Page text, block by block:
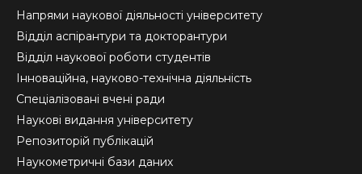
Напрями наукової діяльності університету
Відділ аспірантури та докторантури
Відділ наукової роботи студентів
Інноваційна, науково-технічна діяльність
Спеціалізовані вчені ради
Наукові видання університету
Репозиторій публікацій
Наукометричні бази даних